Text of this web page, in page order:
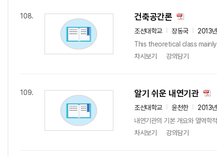
108. 건축공간론
조선대학교 장동국
2013
This theoretical class
차시보기
강의담기
109. 알기 쉬운 내연기관
조선대학교 윤천한
2013
내연기관의 기본 개요와 열역학
차시보기
강의담기